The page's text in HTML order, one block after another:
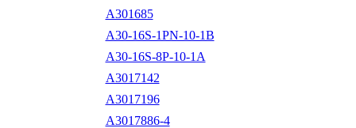
A301685
A30-16S-1PN-10-1B
A30-16S-8P-10-1A
A3017142
A3017196
A3017886-4